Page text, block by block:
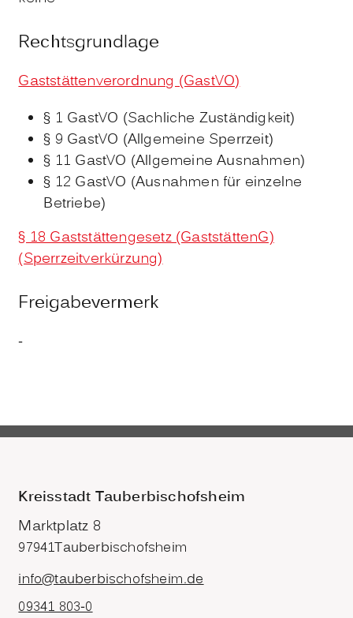
Rechtsgrundlage
Gaststättenverordnung (GastVO)
§ 1 GastVO (Sachliche Zuständigkeit)
§ 9 GastVO (Allgemeine Sperrzeit)
§ 11 GastVO (Allgemeine Ausnahmen)
§ 12 GastVO (Ausnahmen für einzelne
Betriebe)
§ 18 Gaststättengesetz (GaststättenG)
(Sperrzeitverkürzung)
Freigabevermerk
-
Kreisstadt Tauberbischofsheim
Marktplatz 8
97941Tauberbischofsheim
info@tauberbischofsheim.de
09341 803-0